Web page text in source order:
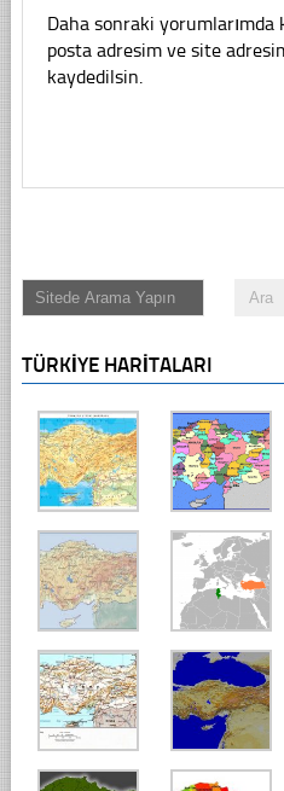
Daha sonraki yorumlarımda
posta adresim ve site
kaydedilsin.
TÜRKIYE HARITALARI